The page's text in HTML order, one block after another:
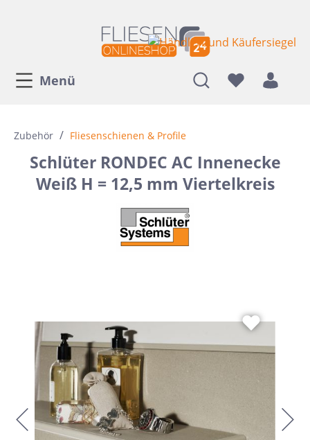
Menü
Zubehör / Fliesenschienen & Profile
Schlüter RONDEC AC Innenecke
Weiß H = 12,5 mm Viertelkreis